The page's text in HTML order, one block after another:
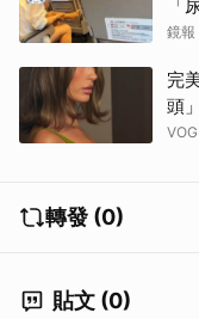
「
鏡報
完
頭
自
轉發 (0)
貼文 (0)